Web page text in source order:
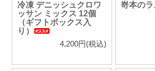
冷凍 デニッシュクロワ
ッサン ミックス 12個
（ギフトボックス入
り）
4,200円(税込)
嵜本のラ